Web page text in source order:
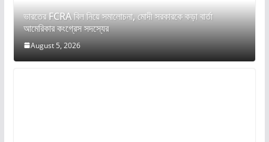
ভারতের FCRA বিল নিয়ে সমালোচনা, মোদী সরকারকে কড়া বার্তা
আমেরিকার কংগ্রেস সদস্যের
August 5, 2026